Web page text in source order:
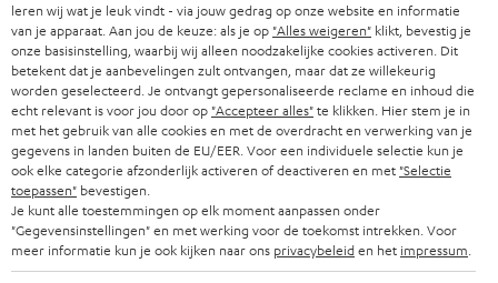
leren wij wat je leuk vindt - via jouw gedrag op onze website en informatie
van je apparaat. Aan jou de keuze: als je op "Alles weigeren" klikt, bevestig je
onze basisinstelling, waarbij wij alleen noodzakelijke cookies activeren. Dit
betekent dat je aanbevelingen zult ontvangen, maar dat ze willekeurig
worden geselecteerd. Je ontvangt gepersonaliseerde reclame en inhoud die
echt relevant is voor jou door op "Accepteer alles"te klikken. Hier stem je in
met het gebruik van alle cookies en met de overdracht en verwerking van je
gegevens in landen buiten de EU/EER. Voor een individuele selectie kun je
ook elke categorie afzonderlijk activeren of deactiveren en met "Selectie
toepassen" bevestigen.
Je kunt alle toestemmingen op elk moment aanpassen onder
"Gegevensinstellingen" en met werking voor de toekomst intrekken. Voor
meer informatie kun je ook kijken naar ons privacybeleiden het impressum